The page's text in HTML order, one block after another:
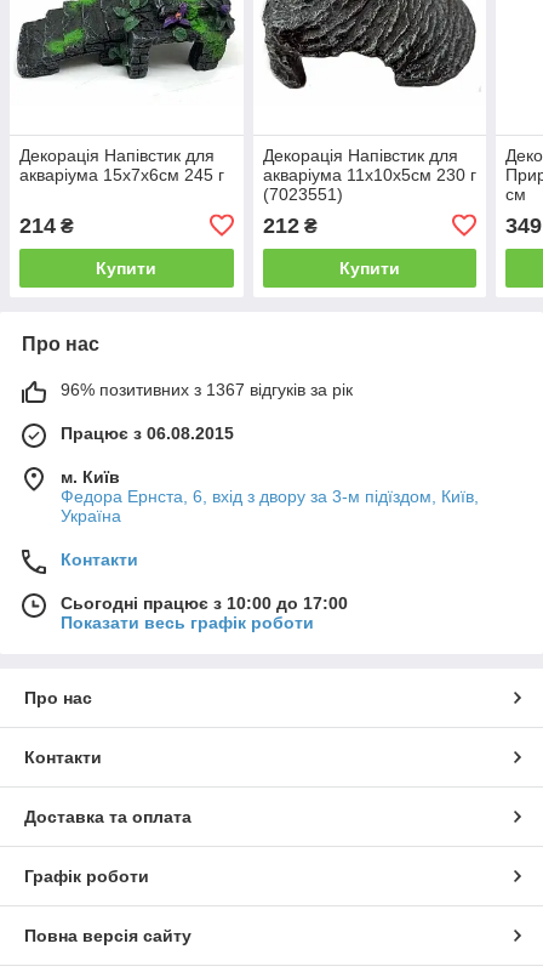
Декорація Напівстик для
акваріума 15х7х6см 245 г
214 ₴
Купити
Декорація Напівстик для
акваріума 11х10х5см 230 г
(7023551)
212₴
Купити
см
349
Про нас
96% позитивних з 1367 відгуків за рік
Працює з 06.08.2015
м. Київ
Федора Ернста, 6, вхід з двору за 3-м підїздом, Київ,
Україна
Контакти
Сьогодні працює з 10:00 до 17:00
Показати весь графік роботи
Про нас
Контакти
Доставка та оплата
Графік роботи
Повна версія сайту